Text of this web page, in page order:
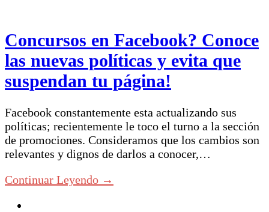
Concursos en Facebook? Conoce
las nuevas políticas y evita que
suspendan tu página!
Facebook constantemente esta actualizando sus
políticas; recientemente le toco el turno a la sección
de promociones. Consideramos que los cambios son
relevantes y dignos de darlos a conocer,…
Continuar Leyendo →